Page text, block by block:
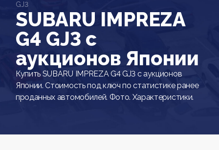
GJ3
SUBARU IMPREZA
G4 GJ3 c
аукционов Японии
Купить SUBARU IMPREZA G4 GJ3 с аукционов
Японии. Стоимость под ключ по статистике ранее
проданных автомобилей. Фото. Характеристики.